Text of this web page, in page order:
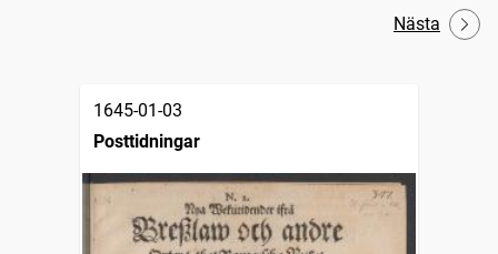
Nästa
1645-01-03
Posttidningar